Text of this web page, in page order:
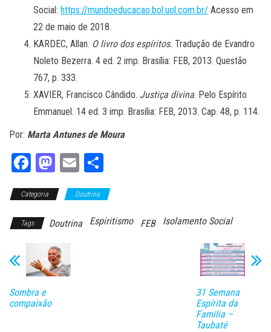
Social: https://mundoeducacao.bol.uol.com.br/ Acesso em
22 de maio de 2018.
KARDEC, Allan. O livro dos espíritos. Tradução de Evandro
Noleto Bezerra. 4 ed. 2 imp. Brasília: FEB, 2013. Questão
767, p. 333.
XAVIER, Francisco Cândido. Justiça divina. Pelo Espírito
Emmanuel. 14 ed. 3 imp. Brasília: FEB, 2013. Cap. 48, p. 114.
Por: Marta Antunes de Moura
Fa
ce
bo
ok
M
as
to
do
n
E
m
ail
ar
e
Categoria Doutrina
Tags Doutrina Espiritismo FEB Isolamento Social
Sombra e
compaixão
31 Semana
Espírita da
Familia –
Taubaté